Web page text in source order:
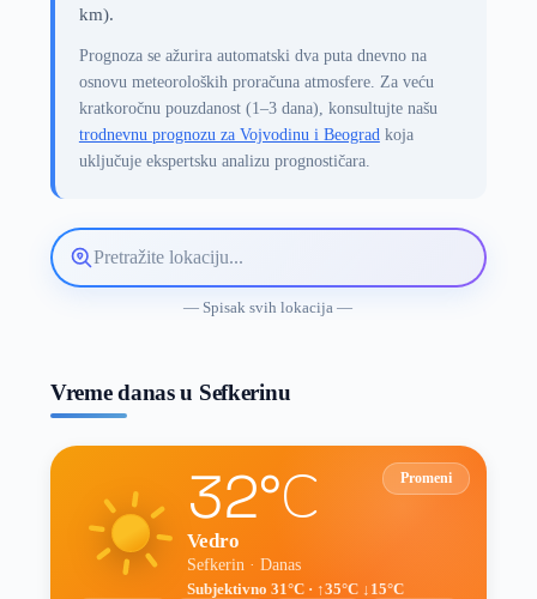
km).
Prognoza se ažurira automatski dva puta dnevno na
osnovu meteoroloških proračuna atmosfere. Za veću
kratkoročnu pouzdanost (1–3 dana), konsultujte našu
trodnevnu prognozu za Vojvodinu i Beogradkoja
uključuje ekspertsku analizu prognostičara.
Pretražite
lokaciju
— Spisak svih lokacija —
Vreme danas u Sefkerinu
Promeni
32°C
Vedro
Sefkerin · Danas
Subjektivno 31°C · ↑35°C ↓15°C